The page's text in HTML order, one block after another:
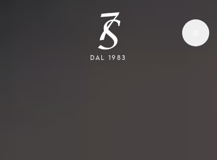
Apri
DAL 1983